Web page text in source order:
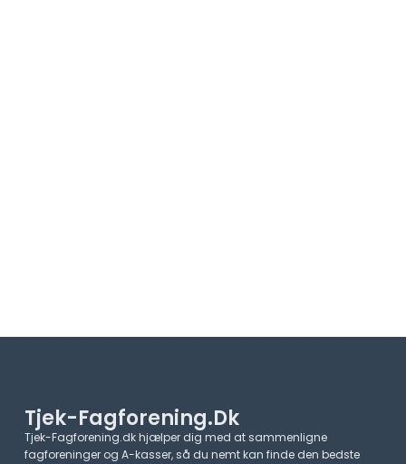
Tjek-Fagforening.dk
Tjek-Fagforening.dk hjælper dig med at sammenligne
fagforeninger og A-kasser, så du nemt kan finde den bedste